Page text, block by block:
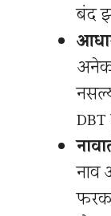
बंद
अनेक
नाव
फरक